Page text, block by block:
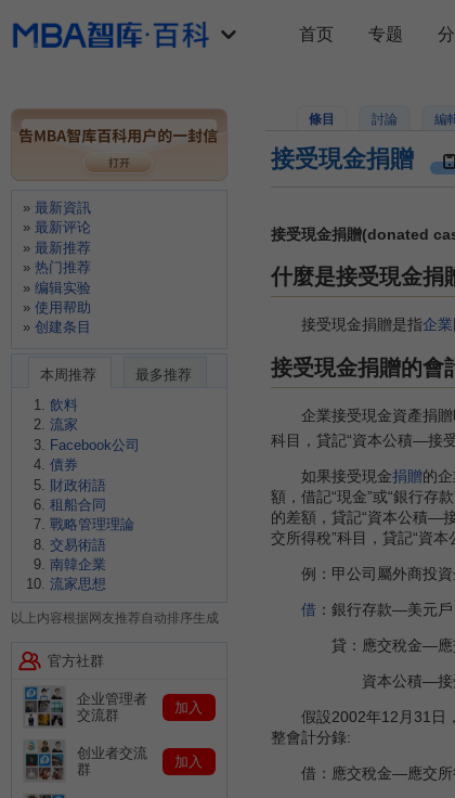
條目 討論 編
接受現金捐贈
接受現金捐贈(donated
什麼是接受現金捐
接受現金捐贈是指企業
接受現金捐贈的會
企業接受現金資產捐贈
科目，貸記“資本公積—接受
如果接受現金捐贈的
額，借記“現金”或“銀行存
的差額，貸記“資本公積—
交所得稅”科目，貸記“資
例：甲公司屬外商投資
借 ：銀行存款—美元
貸：應交稅金—應交
資本公積—接受現
假設2002年12月31日，
整會計分錄:
借：應交稅金—應交所
首页 专题
最新資訊
最新评论
最新推荐
热门推荐
编辑实验
使用帮助
创建条目
本周推荐
最多推荐
飲料
流家
Facebook公司
債券
財政術語
租船合同
戰略管理理論
交易術語
南韓企業
流家思想
以上内容根据网友推荐自动排序生成
官方社群
企业管理者
交流群
加入
创业者交流
群
加入